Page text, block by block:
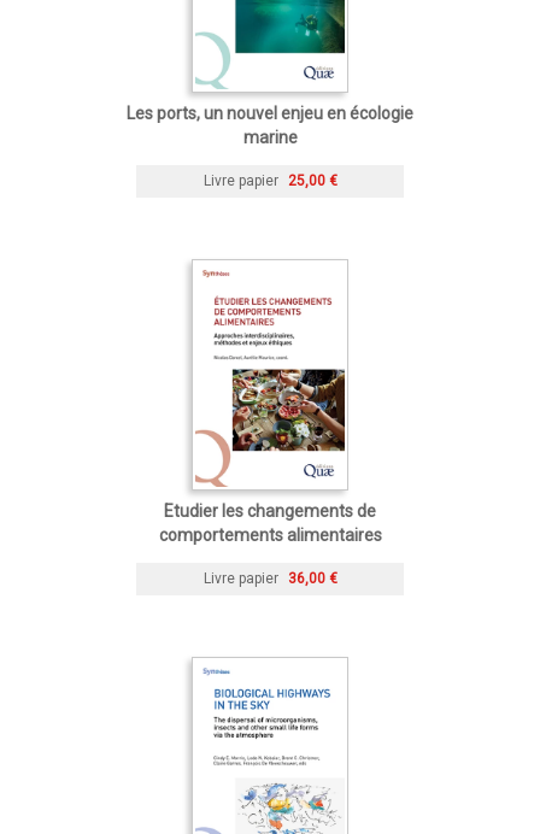
Les ports, un nouvel enjeu en écologie
marine
Livre papier 25,00 €
Etudier les changements de
comportements alimentaires
Livre papier 36,00 €